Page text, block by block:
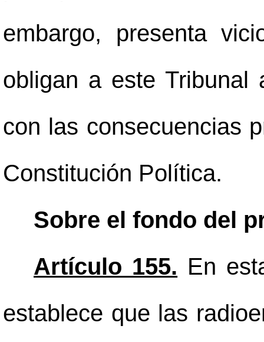
embargo, presenta
obligan a este Tribunal
con las consecuencias
Constitución Política.
Sobre el fondo del
Artículo 155. En
establece que las